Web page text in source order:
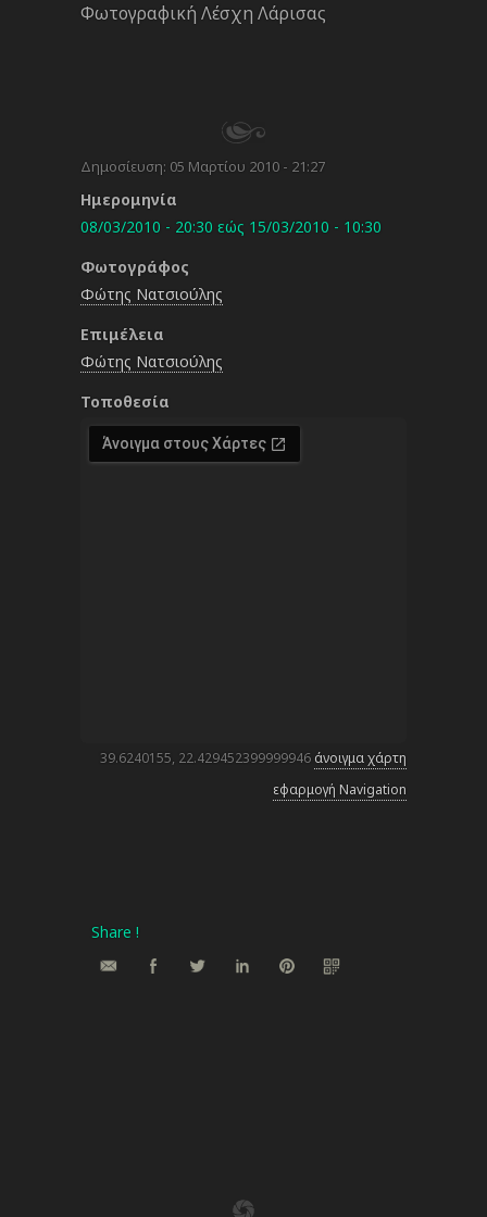
Φωτογραφική Λέσχη Λάρισας
Δημοσίευση: 05 Μαρτίου 2010 - 21:27
Ημερομηνία
08/03/2010 - 20:30 εώς 15/03/2010 - 10:30
Φωτογράφος
Φώτης Νατσιούλης
Επιμέλεια
Φώτης Νατσιούλης
Τοποθεσία
39.6240155, 22.429452399999946 άνοιγμα χάρτη
εφαρμογή Navigation
Share !